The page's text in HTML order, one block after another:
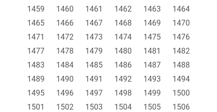
1459
1460 1461 1462 1463
1464
1465
1466 1467 1468 1469
1470
1471
1472 1473 1474 1475
1476
1477
1478 1479 1480 1481
1482
1483
1484 1485 1486 1487
1488
1489
1490 1491 1492 1493
1494
1495
1496 1497 1498 1499
1500
1501
1502 1503 1504 1505
1506